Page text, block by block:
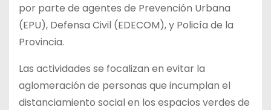
por parte de agentes de Prevención Urbana
(EPU), Defensa Civil (EDECOM), y Policía de la
Provincia.
Las actividades se focalizan en evitar la
aglomeración de personas que incumplan el
distanciamiento social en los espacios verdes de